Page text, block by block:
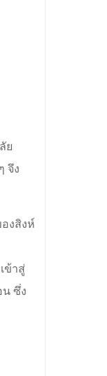
ย
จึง
งสิงห์
ข้าสู่
ซึ่ง